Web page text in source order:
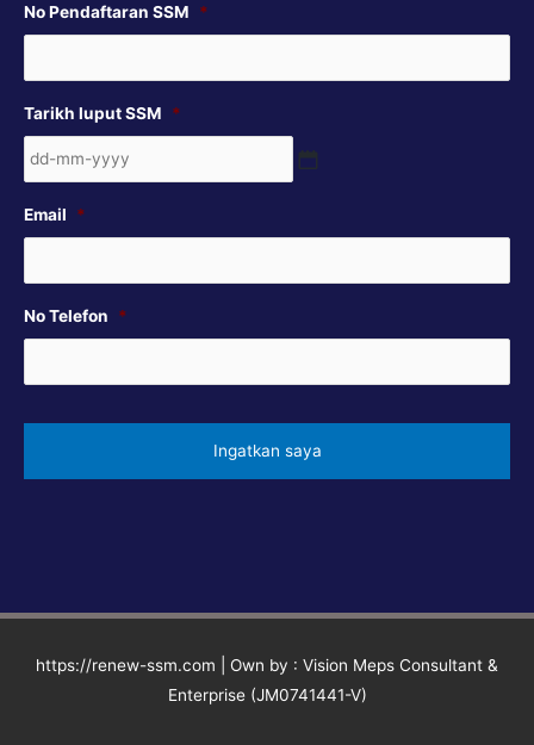
No Pendaftaran SSM *
Tarikh luput SSM *
YYYY
Email *
No Telefon *
https://renew-ssm.com | Own by : Vision Meps Consultant &
Enterprise (JM0741441-V)